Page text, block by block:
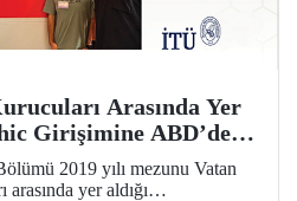
Arasında Yer
Girişimine ABD’de
Desteği
2019 yılı mezunu Vatan
yer aldığı